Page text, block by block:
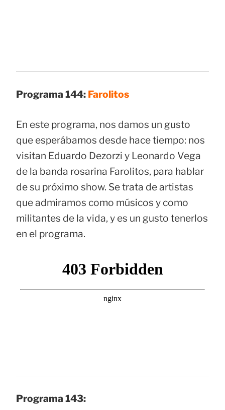
Programa 144: Farolitos
En este programa, nos damos un gusto
que esperábamos desde hace tiempo: nos
visitan Eduardo Dezorzi y Leonardo Vega
de la banda rosarina Farolitos, para hablar
de su próximo show. Se trata de artistas
que admiramos como músicos y como
militantes de la vida, y es un gusto tenerlos
en el programa.
Programa 143: